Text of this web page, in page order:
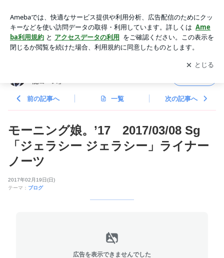
ー」ライナーノーツ | つんく♂オフィシャルブログ 「つんブロ
♂芸能コース」Powered by Ameba
アプリをダウンロードして ブログの更新通知
を受け取りまし
ょう。
開く
能コース」
前の記事へ 一覧 次の記事へ
モーニング娘。’17 2017/03/08 Sg
「ジェラシー ジェラシー」ライナー
ノーツ
2017年02月19日(日)
テーマ： ブログ
広告を表示できませんでした